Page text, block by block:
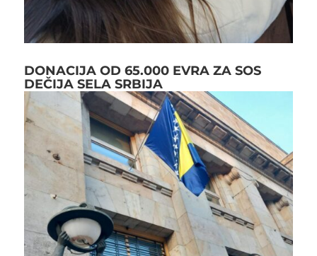
DONACIJA OD 65.000 EVRA ZA SOS
DEČIJA SELA SRBIJA